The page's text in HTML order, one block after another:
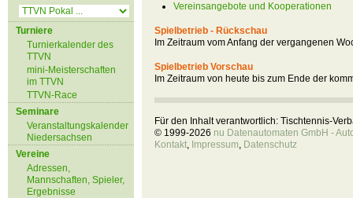
Turniere
Turnierkalender des
TTVN
mini-Meisterschaften
im TTVN
TTVN-Race
Seminare
Veranstaltungskalender
Niedersachsen
Vereine
Adressen,
Mannschaften, Spieler,
Ergebnisse
Vereinsangebote und Kooperationen
Spielbetrieb - Rückschau
Im Zeitraum vom Anfang der vergangenen
Spielbetrieb Vorschau
Im Zeitraum von heute bis zum Ende der
Für den Inhalt verantwortlich: Tischtennis-
© 1999-2026 nu Datenautomaten GmbH -
Kontakt, Impressum, Datenschutz